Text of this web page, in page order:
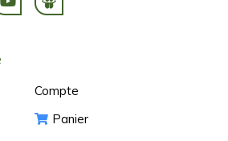
Compte
Panier